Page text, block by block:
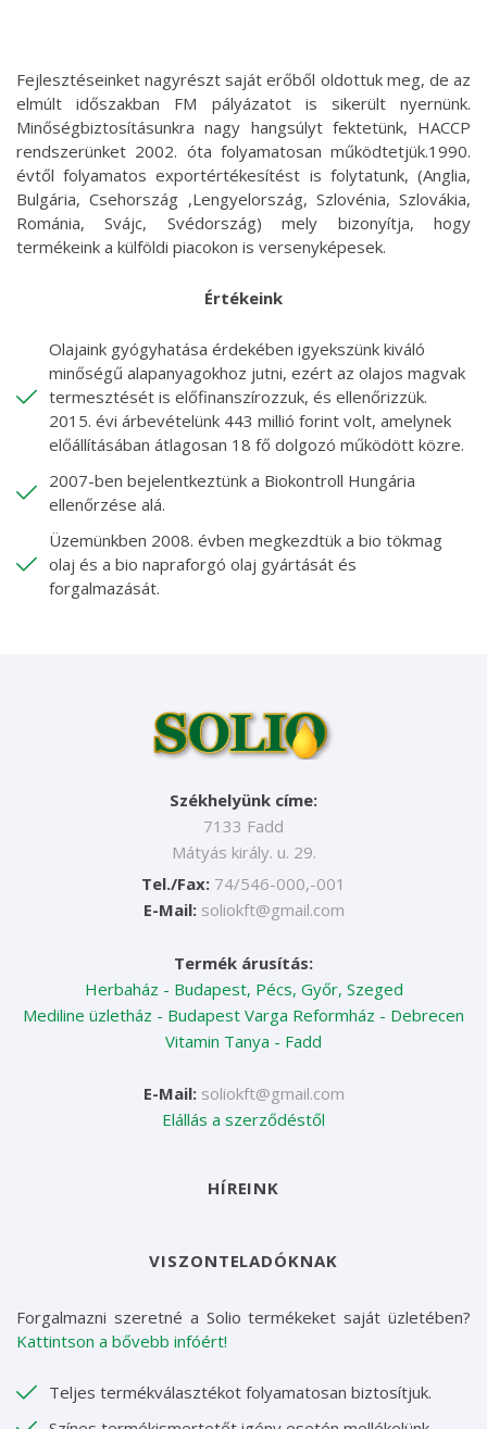
Fejlesztéseinket nagyrészt saját erőből oldottuk meg, de az
elmúlt időszakban FM pályázatot is sikerült nyernünk.
Minőségbiztosításunkra nagy hangsúlyt fektetünk, HACCP
rendszerünket 2002. óta folyamatosan működtetjük.1990.
évtől folyamatos exportértékesítést is folytatunk, (Anglia,
Bulgária, Csehország ,Lengyelország, Szlovénia, Szlovákia,
Románia, Svájc, Svédország) mely bizonyítja, hogy
termékeink a külföldi piacokon is versenyképesek.
Értékeink
Olajaink gyógyhatása érdekében igyekszünk kiváló
minőségű alapanyagokhoz jutni, ezért az olajos magvak
termesztését is előfinanszírozzuk, és ellenőrizzük.
2015. évi árbevételünk 443 millió forint volt, amelynek
előállításában átlagosan 18 fő dolgozó működött közre.
2007-ben bejelentkeztünk a Biokontroll Hungária
ellenőrzése alá.
Üzemünkben 2008. évben megkezdtük a bio tökmag
olaj és a bio napraforgó olaj gyártását és
forgalmazását.
Székhelyünk címe:
7133 Fadd
Mátyás király. u. 29.
Tel./Fax: 74/546-000,-001
E-Mail: soliokft@gmail.com
Termék árusítás:
Herbaház - Budapest, Pécs, Győr, Szeged
Mediline üzletház - Budapest Varga Reformház - Debrecen
Vitamin Tanya - Fadd
E-Mail: soliokft@gmail.com
Elállás a szerződéstől
HÍREINK
VISZONTELADÓKNAK
Forgalmazni szeretné a Solio termékeket saját üzletében?
Kattintson a bővebb infóért!
Teljes termékválasztékot folyamatosan biztosítjuk.